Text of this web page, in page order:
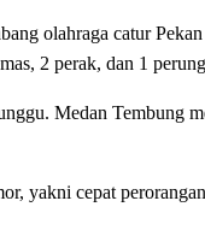
olahraga catur
2 perak, dan 1
Medan Tembung
yakni cepat